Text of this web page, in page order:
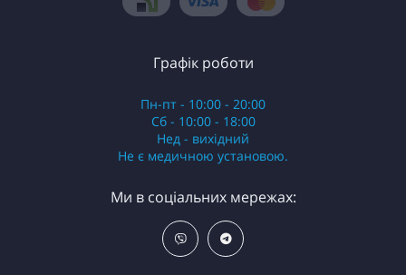
Графік роботи
Пн-пт - 10:00 - 20:00
Сб - 10:00 - 18:00
Нед - вихідний
Не є медичною установою.
Ми в соціальних мережах: